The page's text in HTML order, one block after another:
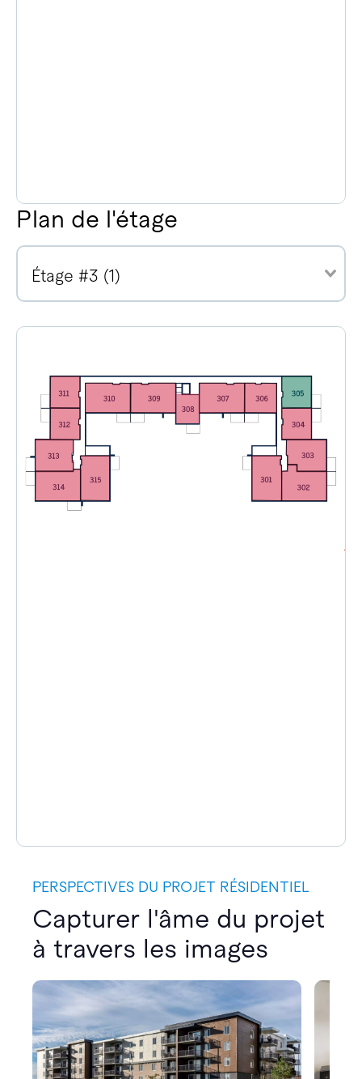
Plan de l'étage
Étage #3 (1)
PERSPECTIVES DU PROJET RÉSIDENTIEL
Capturer l'âme du projet
à travers les images